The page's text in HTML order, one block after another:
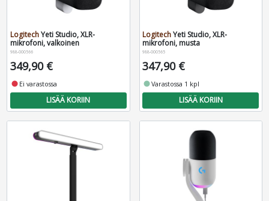
LogitechYeti Studio, XLR-
mikrofoni, valkoinen
988-000566
349,90 €
fiber_manual_record Ei varastossa
LISÄÄ KORIIN
LogitechYeti Studio, XLR-
mikrofoni, musta
988-000565
347,90 €
fiber_manual_recordVarastossa 1 kpl
LISÄÄ KORIIN